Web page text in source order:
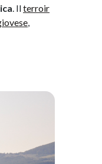
. Ilterroir
,